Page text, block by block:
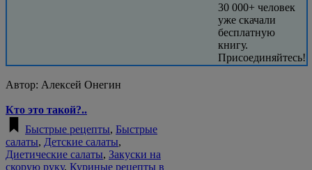
30 000+ человек
уже скачали
бесплатную
книгу.
Присоединяйтесь!
Автор: Алексей Онегин
Кто это такой?..
Быстрые рецепты, Быстрые
салаты, Детские салаты,
Диетические салаты, Закуски на
скорую руку, Куриные рецепты в